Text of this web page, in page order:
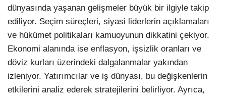
dünyasında yaşanan gelişmeler büyük bir ilgiyle takip
ediliyor. Seçim süreçleri, siyasi liderlerin açıklamaları
ve hükümet politikaları kamuoyunun dikkatini çekiyor.
Ekonomi alanında ise enflasyon, işsizlik oranları ve
döviz kurları üzerindeki dalgalanmalar yakından
izleniyor. Yatırımcılar ve iş dünyası, bu değişkenlerin
etkilerini analiz ederek stratejilerini belirliyor. Ayrıca,